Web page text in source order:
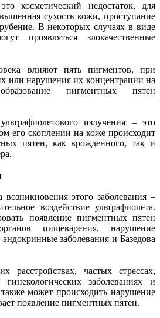
косметический недостаток, для
сухость кожи, проступание
В некоторых случаях в виде
проявляться злокачественные
влияют пять пигментов, при
или нарушения их концентрации на
пигментных пятен
излучения – это
его скоплении на коже происходит
пятен, как врожденного, так и
этого заболевания –
воздействие ультрафиолета.
появление пигментных пятен
пищеварения, нарушение
заболевания и Базедова
расстройствах, частых стрессах,
заболеваниях и
может происходить нарушение
появление пигментных пятен.